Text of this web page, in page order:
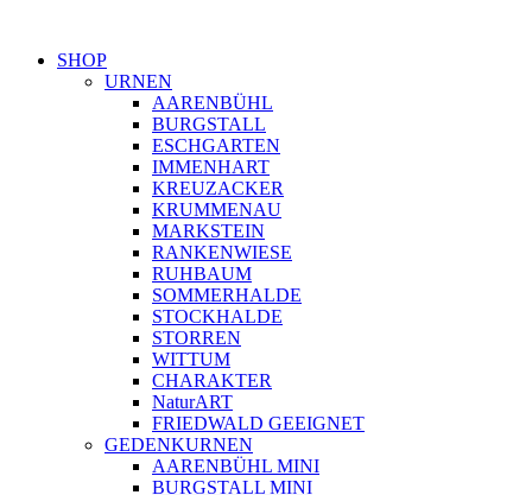
SHOP
URNEN
AARENBÜHL
BURGSTALL
ESCHGARTEN
IMMENHART
KREUZACKER
KRUMMENAU
MARKSTEIN
RANKENWIESE
RUHBAUM
SOMMERHALDE
STOCKHALDE
STORREN
WITTUM
CHARAKTER
NaturART
FRIEDWALD GEEIGNET
GEDENKURNEN
AARENBÜHL MINI
BURGSTALL MINI